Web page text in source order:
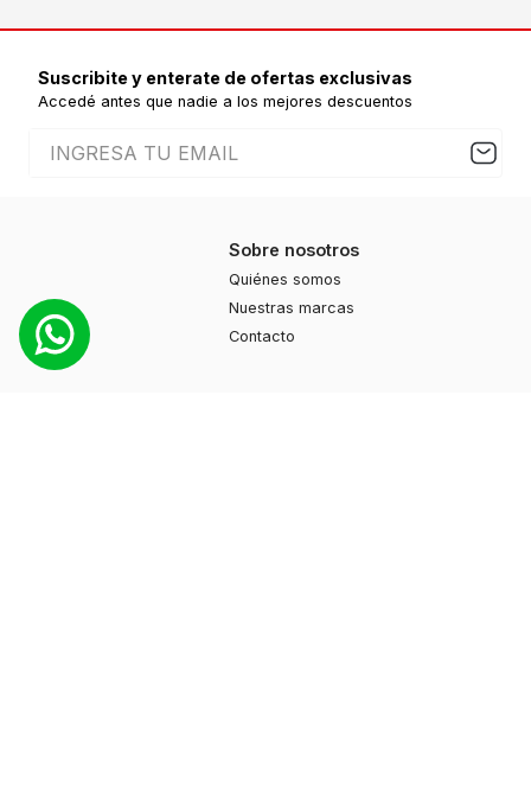
Suscribite y enterate de ofertas exclusivas
Accedé antes que nadie a los mejores descuentos
Sobre nosotros
Quiénes somos
Nuestras marcas
Contacto